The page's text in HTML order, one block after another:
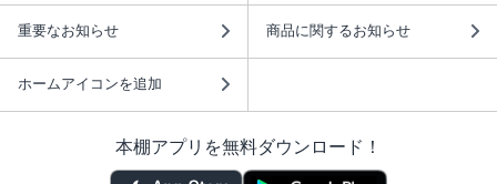
重要なお知らせ 商品に関するお知らせ
ホームアイコンを追加
本棚アプリを無料ダウンロード！